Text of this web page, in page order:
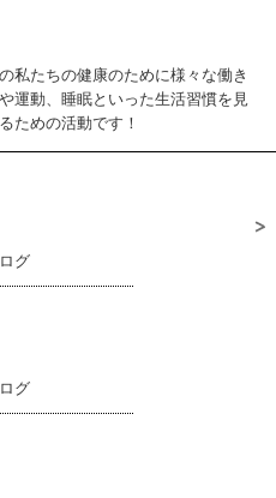
私たちの健康のために様々な働き
運動、睡眠といった生活習慣を見
ための活動です！
グ
グ